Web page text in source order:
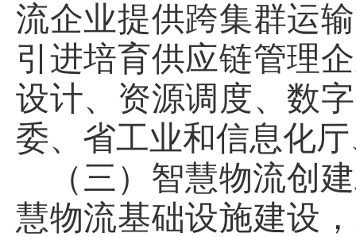
流企业提供跨集群运
引进培育供应链管理
设计、资源调度、数
委、省工业和信息化
（三）智慧物流创
慧物流基础设施建设